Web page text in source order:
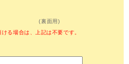
(裏面用)
る場合は、上記は不要です。